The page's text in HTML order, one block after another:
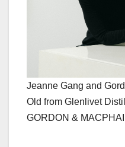
Jeanne Gang and
Old from Glenlivet
GORDON &